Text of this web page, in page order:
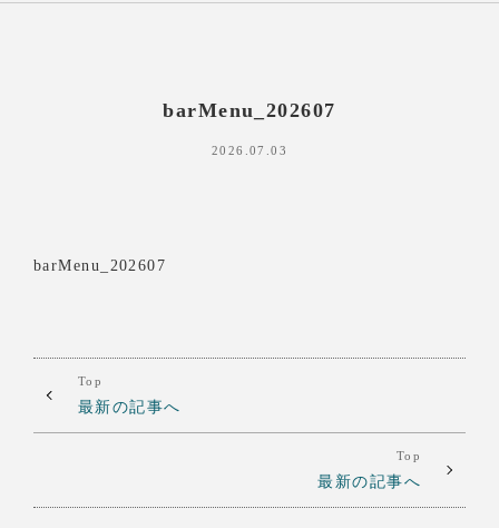
barMenu_202607
2026.07.03
barMenu_202607
Top
最新の記事へ
Top
最新の記事へ